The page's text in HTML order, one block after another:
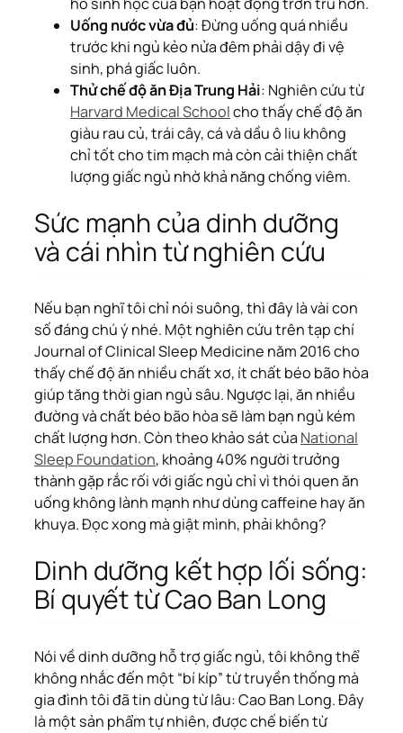
Uống nước vừa đủ: Đừng uống quá nhiều
trước khi ngủ kẻo nửa đêm phải dậy đi vệ
sinh, phá giấc luôn.
Thử chế độ ăn Địa Trung Hải: Nghiên cứu từ
Harvard Medical Schoolcho thấy chế độ ăn
giàu rau củ, trái cây, cá và dầu ô liu không
chỉ tốt cho tim mạch mà còn cải thiện chất
lượng giấc ngủ nhờ khả năng chống viêm.
Sức mạnh của dinh dưỡng
và cái nhìn từ nghiên cứu
Nếu bạn nghĩ tôi chỉ nói suông, thì đây là vài con
số đáng chú ý nhé. Một nghiên cứu trên tạp chí
Journal of Clinical Sleep Medicine năm 2016 cho
thấy chế độ ăn nhiều chất xơ, ít chất béo bão hòa
giúp tăng thời gian ngủ sâu. Ngược lại, ăn nhiều
đường và chất béo bão hòa sẽ làm bạn ngủ kém
chất lượng hơn. Còn theo khảo sát của National
Sleep Foundation, khoảng 40% người trưởng
thành gặp rắc rối với giấc ngủ chỉ vì thói quen ăn
uống không lành mạnh như dùng caffeine hay ăn
khuya. Đọc xong mà giật mình, phải không?
Dinh dưỡng kết hợp lối sống:
Bí quyết từ Cao Ban Long
Nói về dinh dưỡng hỗ trợ giấc ngủ, tôi không thể
không nhắc đến một “bí kíp” từ truyền thống mà
gia đình tôi đã tin dùng từ lâu: Cao Ban Long. Đây
là một sản phẩm tự nhiên, được chế biến từ